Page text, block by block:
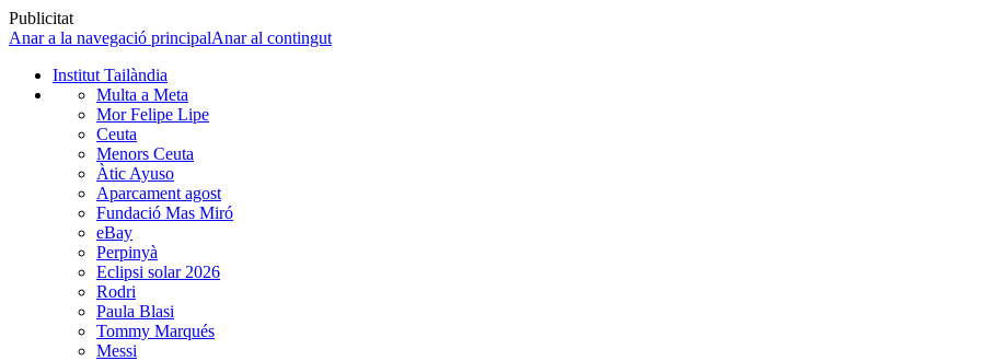
Publicitat
Anar a la navegació principalAnar al contingut
Institut Tailàndia
Multa a Meta
Mor Felipe Lipe
Ceuta
Menors Ceuta
Àtic Ayuso
Aparcament agost
Fundació Mas Miró
eBay
Perpinyà
Eclipsi solar 2026
Rodri
Paula Blasi
Tommy Marqués
Messi